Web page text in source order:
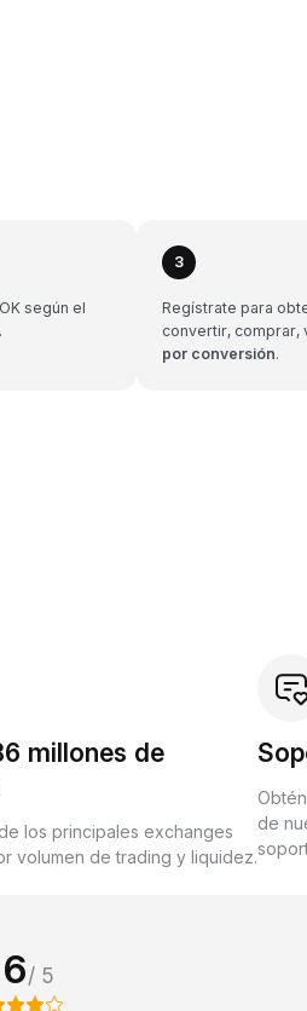
según el
3
Regístrate para
convertir, comprar,
por conversión.
millones de
los principales exchanges
volumen de trading y liquidez.
de
/ 5